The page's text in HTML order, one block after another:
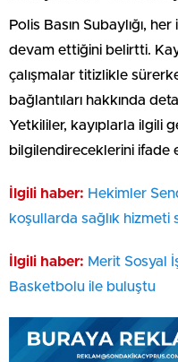
Polis Basın Subaylığı,
devam ettiğini belirtti.
çalışmalar titizlikle
bağlantıları hakkında
Yetkililer, kayıplarla ilgili
bilgilendireceklerini ifade
İlgili haber: Hekimler
koşullarda sağlık hizmeti
İlgili haber: Merit Sosyal
Basketbolu ile buluştu